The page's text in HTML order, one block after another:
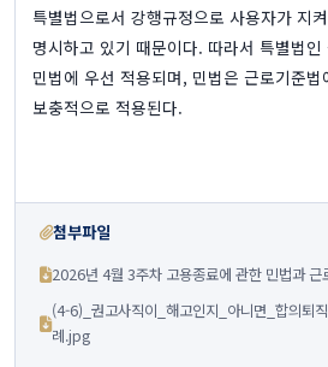
특별법으로서 강행규정으로 사용자가 지
명시하고 있기 때문이다. 따라서 특별법
민법에 우선 적용되며, 민법은 근로기준
보충적으로 적용된다.
첨부파일
2026년 4월 3주차 고용종료에 관한 민법과
(4-6)_권고사직이_해고인지_아니면_합의퇴
례.jpg